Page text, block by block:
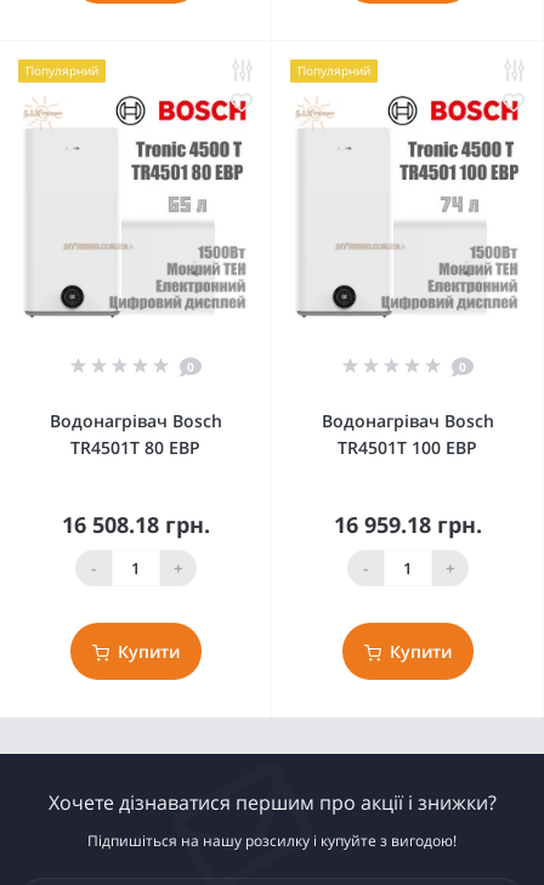
Популярний
0
Водонагрівач Bosch
TR4501T 80 EBP
16 508.18 грн.
- +
Купити
Популярний
0
Водонагрівач Bosch
TR4501T 100 EBP
16 959.18 грн.
- +
Купити
Хочете дізнаватися першим про акції і знижки?
Підпишіться на нашу розсилку і купуйте з вигодою!